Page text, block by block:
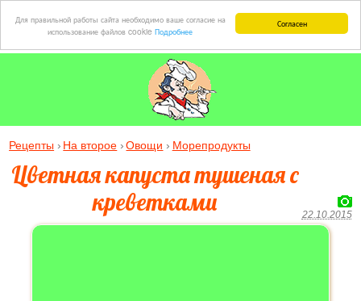
Согласен
Для правильной работы сайта необходимо ваше согласие на
использование файлов cookie Подробнее
Рецепты На второе Овощи Морепродукты
Цветная капуста тушеная с
креветками
22.10.2015